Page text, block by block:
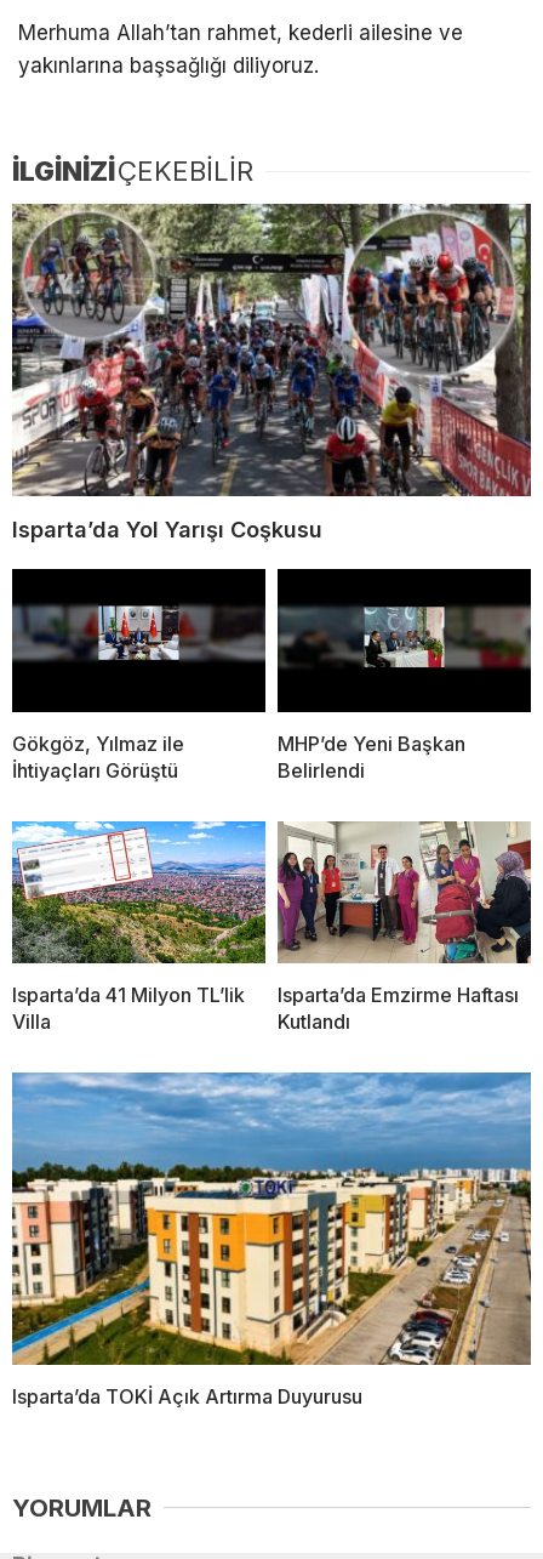
Merhuma Allah’tan rahmet, kederli ailesine ve
yakınlarına başsağlığı diliyoruz.
İLGİNİZİÇEKEBİLİR
Isparta’da Yol Yarışı Coşkusu
Gökgöz, Yılmaz ile
İhtiyaçları Görüştü
MHP’de Yeni Başkan
Belirlendi
Isparta’da 41 Milyon TL’lik
Villa
Isparta’da Emzirme Haftası
Kutlandı
Isparta’da TOKİ Açık Artırma Duyurusu
YORUMLAR